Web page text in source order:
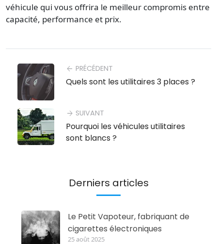
véhicule qui vous offrira le meilleur compromis entre
capacité, performance et prix.
arrow_back PRÉCÉDENT
Quels sont les utilitaires 3 places ?
arrow_forward SUIVANT
Pourquoi les véhicules utilitaires
sont blancs ?
Derniers articles
Le Petit Vapoteur, fabriquant de
cigarettes électroniques
25 août 2025